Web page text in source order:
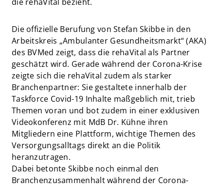
Die offizielle Berufung von Stefan Skibbe in den
Arbeitskreis „Ambulanter Gesundheitsmarkt“ (AKA)
des BVMed zeigt, dass die rehaVital als Partner
geschätzt wird. Gerade während der Corona-Krise
zeigte sich die rehaVital zudem als starker
Branchenpartner: Sie gestaltete innerhalb der
Taskforce Covid-19 Inhalte maßgeblich mit, trieb
Themen voran und bot zudem in einer exklusiven
Videokonferenz mit MdB Dr. Kühne ihren
Mitgliedern eine Plattform, wichtige Themen des
Versorgungsalltags direkt an die Politik
heranzutragen.
Dabei betonte Skibbe noch einmal den
Branchenzusammenhalt während der Corona-